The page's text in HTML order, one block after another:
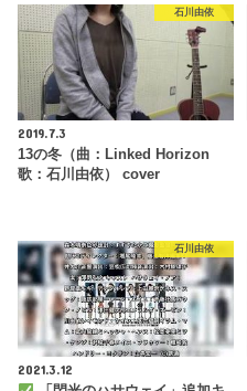
石川由依
2019.7.3
13の冬（曲：Linked Horizon
歌：石川由依） cover
石川由依
2021.3.12